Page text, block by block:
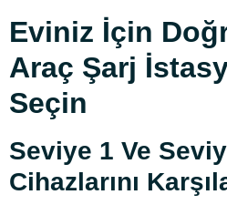
Eviniz İçin
Araç Şarj
Seçin
Seviye 1 Ve
Cihazlarını